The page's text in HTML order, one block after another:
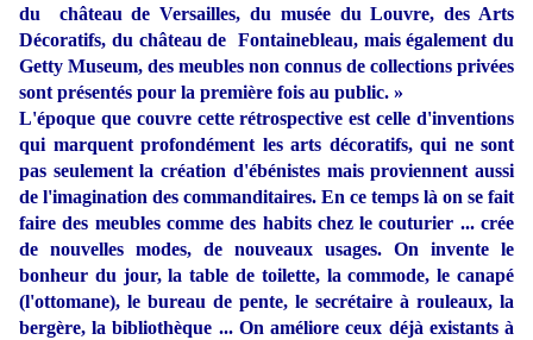
du château de Versailles, du musée du Louvre, des Arts
Décoratifs, du château de Fontainebleau, mais également du
Getty Museum, des meubles non connus de collections privées
sont présentés pour la première fois au public. »
L'époque que couvre cette rétrospective est celle d'inventions
qui marquent profondément les arts décoratifs, qui ne sont
pas seulement la création d'ébénistes mais proviennent aussi
de l'imagination des commanditaires. En ce temps là on se fait
faire des meubles comme des habits chez le couturier ... crée
de nouvelles modes, de nouveaux usages. On invente le
bonheur du jour, la table de toilette, la commode, le canapé
(l'ottomane), le bureau de pente, le secrétaire à rouleaux, la
bergère, la bibliothèque ... On améliore ceux déjà existants à